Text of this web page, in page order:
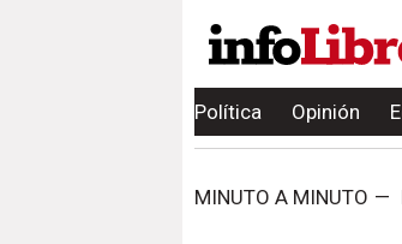
Política Opinión
MINUTO A MINUTO —